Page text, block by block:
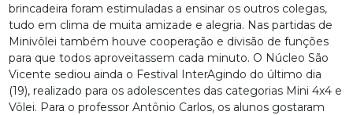
brincadeira foram estimuladas a ensinar os outros colegas,
tudo em clima de muita amizade e alegria. Nas partidas de
Minivôlei também houve cooperação e divisão de funções
para que todos aproveitassem cada minuto. O Núcleo São
Vicente sediou ainda o Festival InterAgindo do último dia
(19), realizado para os adolescentes das categorias Mini 4x4 e
Vôlei. Para o professor Antônio Carlos, os alunos gostaram